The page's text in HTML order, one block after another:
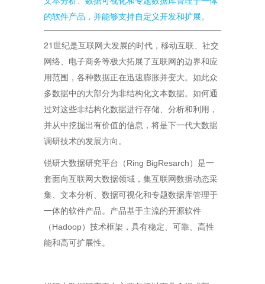
的软件产品，并能够支持自定义开发和扩展。
21 世纪是互联网大发展的时代，移动互联、社交
网络、电子商务等极大拓展了互联网的边界和应
用范围，各种数据正在迅速膨胀并变大。如此众
多数据中的大部分为非结构化文本数据。如何通
过对这些非结构化数据进行存储、分析和利用，
并从中挖掘出有价值的信息，将是下一代大数据
调研技术的发展方向。
锐研大数据研究平台（ Ring BigResarch ）是一
套面向互联网大数据领域，集互联网数据动态采
集、文本分析、数据可视化和专题数据库管理于
一体的软件产品。产品基于主流的开源软件
（ Hadoop）技术框架，具有稳定、可靠、高性
能和高可扩展性。